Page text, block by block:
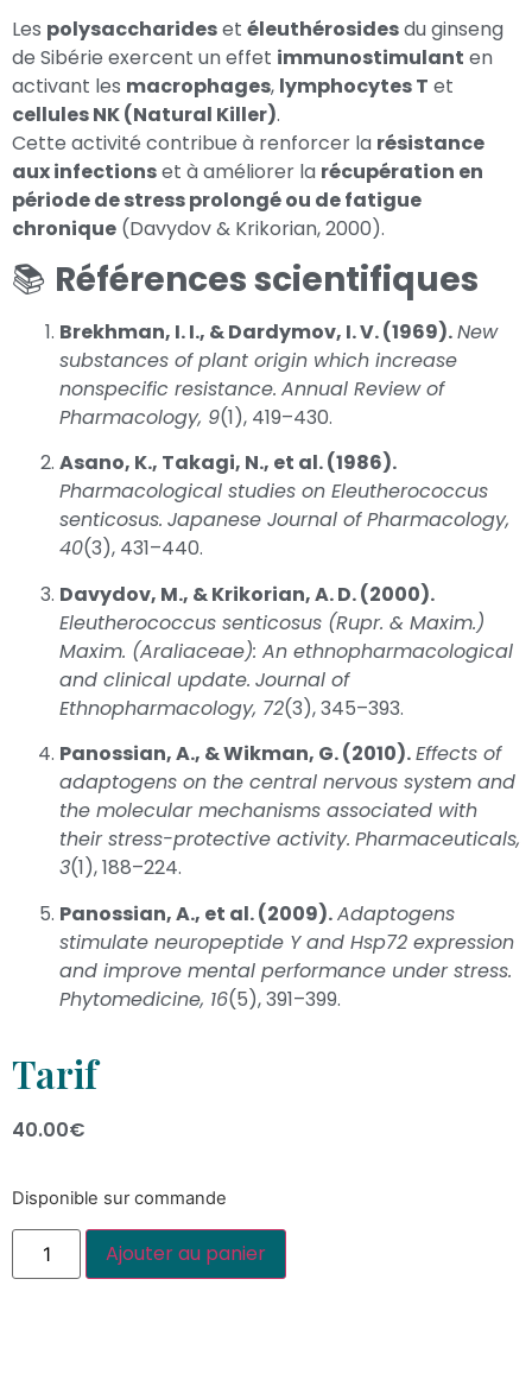
Les polysaccharideset éleuthérosidesdu ginseng
de Sibérie exercent un effet immunostimulant en
activant les macrophages, lymphocytes T et
cellules NK (Natural Killer).
Cette activité contribue à renforcer la résistance
aux infectionset à améliorer la récupération en
période de stress prolongé ou de fatigue
chronique (Davydov & Krikorian, 2000).
📚 Références scientifiques
Brekhman, I. I., & Dardymov, I. V. (1969).New
substances of plant origin which increase
nonspecific resistance. Annual Review of
Pharmacology, 9(1), 419–430.
Asano, K., Takagi, N., et al. (1986).
Pharmacological studies on Eleutherococcus
senticosus. Japanese Journal of Pharmacology,
40(3), 431–440.
Davydov, M., & Krikorian, A. D. (2000).
Eleutherococcus senticosus (Rupr. & Maxim.)
Maxim. (Araliaceae): An ethnopharmacological
and clinical update. Journal of
Ethnopharmacology, 72(3), 345–393.
Panossian, A., & Wikman, G. (2010).Effects of
adaptogens on the central nervous system and
the molecular mechanisms associated with
their stress-protective activity. Pharmaceuticals,
3(1), 188–224.
Panossian, A., et al. (2009).Adaptogens
stimulate neuropeptide Y and Hsp72 expression
and improve mental performance under stress.
Phytomedicine, 16(5), 391–399.
Tarif
40.00€
Disponible sur commande
Ajouter au panier